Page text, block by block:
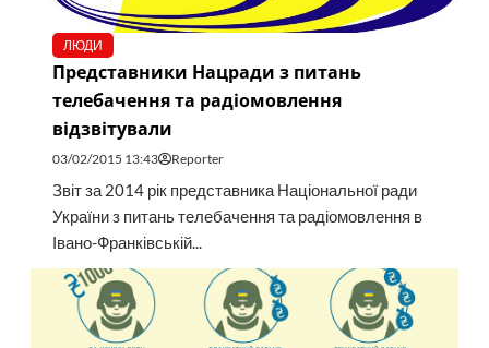
ЛЮДИ
Представники Нацради з питань
телебачення та радіомовлення
відзвітували
03/02/2015 13:43 Reporter
Звіт за 2014 рік представника Національної ради
України з питань телебачення та радіомовлення в
Івано-Франківській...